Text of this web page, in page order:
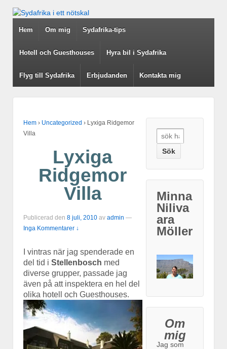
↓
SKIP
TO
CONTENT
Hem Om mig Sydafrika-tips
Hotell och Guesthouses Hyra bil i Sydafrika
Flyg till Sydafrika Erbjudanden Kontakta mig
Hem › Uncategorized › Lyxiga Ridgemor
Villa
Lyxiga
Ridgemor
Villa
Publicerad den 8 juli, 2010 av admin —
Inga Kommentarer ↓
I vintras när jag spenderade en
del tid i Stellenbosch med
diverse grupper, passade jag
även på att inspektera en hel del
olika hotell och Guesthouses.
Search
for:
Minna
Niliva
ara
Möller
Om
mig
Jag som